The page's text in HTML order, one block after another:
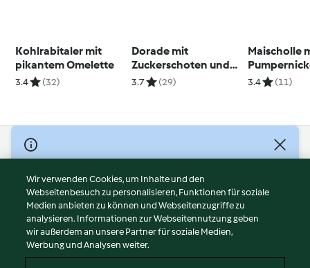
Kohlrabitaler mit
pikantem Omelette
3.4 (32)
Dorade mit
Zuckerschoten und
Kichererbsen
3.7 (29)
Maischolle
und Salat
3.4 (11)
© Copyright 2026
Nutzungsbedingungen
Datenschutzrichtlinien
Disclaimer
Impressum
Cookies
Wir verwenden Cookies, um Inhalte und den
Webseitenbesuch zu personalisieren, Funktionen für soziale
Medien anbieten zu können und Webseitenzugriffe zu
analysieren. Informationen zur Webseitennutzung geben
wir außerdem an unsere Partner für soziale Medien,
Werbung und Analysen weiter.